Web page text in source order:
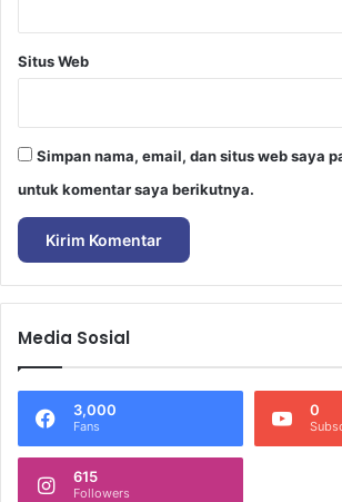
Situs Web
Simpan nama, email, dan situs web saya
untuk komentar saya berikutnya.
Media Sosial
3,000
Fans
0
615
Followers